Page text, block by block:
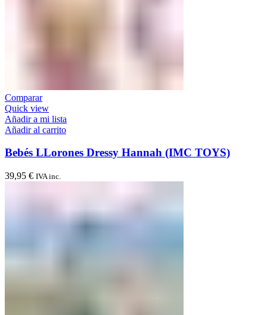
Comparar
Quick view
Añadir a mi lista
Añadir al carrito
Bebés LLorones Dressy Hannah (IMC TOYS)
39,95 € IVA inc.